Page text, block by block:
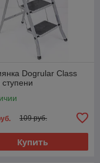
Dogrular Class
109 руб.
Купить